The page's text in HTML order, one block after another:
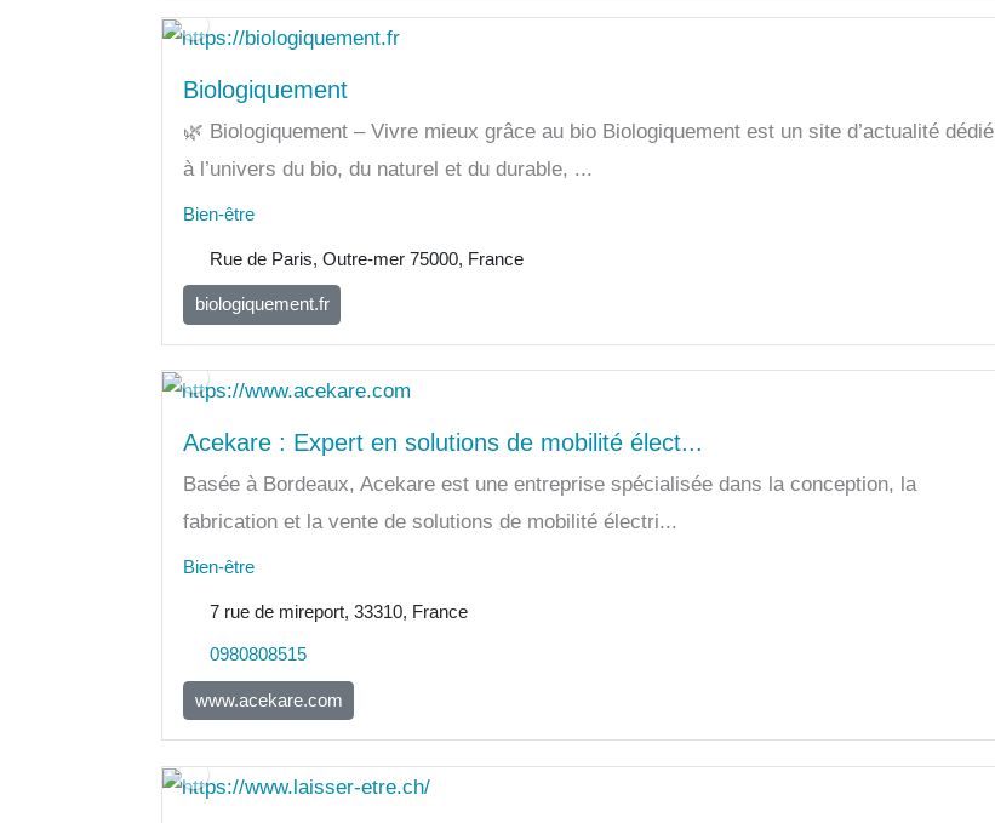
Biologiquement
🌿 Biologiquement – Vivre mieux grâce au bio Biologiquement est un site d’actualité dédié
à l’univers du bio, du naturel et du durable, ...
Bien-être
Rue de Paris, Outre-mer 75000, France
biologiquement.fr
Acekare : Expert en solutions de mobilité élect...
Basée à Bordeaux, Acekare est une entreprise spécialisée dans la conception, la
fabrication et la vente de solutions de mobilité électri...
Bien-être
7 rue de mireport, 33310, France
0980808515
www.acekare.com